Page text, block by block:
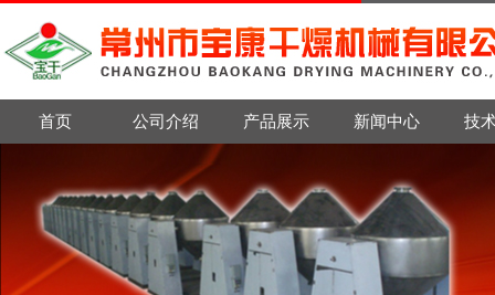
首页 公司介绍 产品展示 新闻中心 技